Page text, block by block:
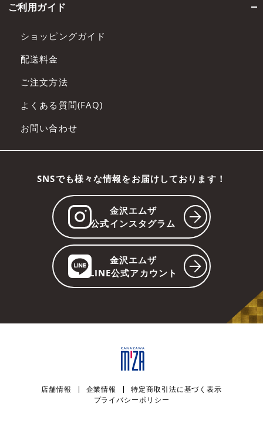
ご利用ガイド
ショッピングガイド
配送料金
ご注文方法
よくある質問(FAQ)
お問い合わせ
SNSでも様々な情報をお届けしております！
金沢エムザ
公式インスタグラム
金沢エムザ
LINE公式アカウント
店舗情報 企業情報
特定商取引法に基づく表示
プライバシーポリシー